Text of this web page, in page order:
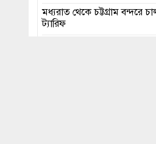
মধ্যরাত থেকে চট্টগ্রাম বন্দরে
ট্যারিফ